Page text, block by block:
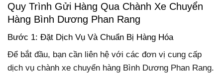
Quy Trình Gửi Hàng Qua Chành Xe Chuyển
Hàng Bình Dương Phan Rang
Bước 1: Đặt Dịch Vụ Và Chuẩn Bị Hàng Hóa
Để bắt đầu, bạn cần liên hệ với các đơn vị cung cấp
dịch vụ chành xe chuyển hàng Bình Dương Phan Rang.